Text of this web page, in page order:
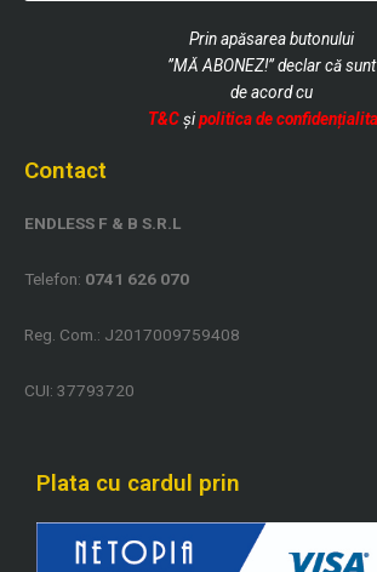
Prin apăsarea butonului
”MĂ ABONEZ!” declar că sunt
deacord cu
T&C și politica de
Contact
ENDLESS F & B S.R.L
Telefon: 0741 626 070
Reg. Com.: J2017009759408
CUI: 37793720
Plata cu cardul prin